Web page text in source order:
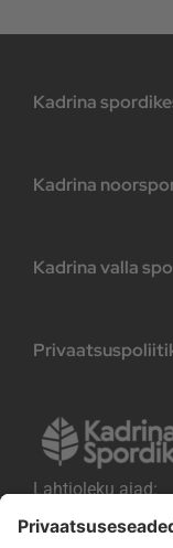
Kadrina
Kadrina
Kadrina valla
Lahtioleku ajad:
E-R kell 8.00-